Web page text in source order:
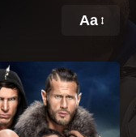
Aa